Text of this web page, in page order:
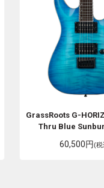
GrassRoots G-
Thru Blue
60,500円(税